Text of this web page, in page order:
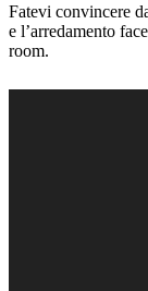
Fatevi convincere
e l’arredamento
room.